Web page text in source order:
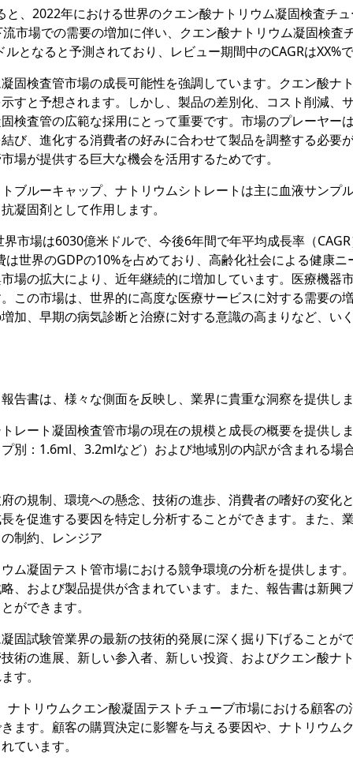
、2022年における世界のクエン酸ナトリウム凝固検査チ
市場での需要の増加に伴い、クエン酸ナトリウム凝固検査
となると予測されており、レビュー期間中のCAGRはXX%
固検査管市場の成長可能性を強調しています。クエン酸ナ
すと予想されます。しかし、製品の差別化、コスト削減、
検査管の広範な採用にとって重要です。市場のプレーヤー
び、進化する消費者の好みに合わせて製品を調整する必要
場が提供する巨大な機会を活用するためです。
ブルーキャップ、ナトリウムシトレートは主に血液サンプ
凝固剤として作用します。
市場は6030億米ドルで、今後6年間で年平均成長率（
世界のGDPの10%を占めており、高齢化社会による健康ニ
場の拡大により、近年継続的に増加しています。医療機器
この市場は、世界的に高度な医療サービスに対する需要の
加、早期の病気診断と治療に対する意識の高まりなど、い
告書は、様々な側面を反映し、業界に貴重な洞察を提供し
レート凝固検査管市場の現在の規模と成長の概要を提供し
別：1.6ml、3.2mlなど）および地域別の内訳が含まれる場
の規制、環境への懸念、技術の進歩、消費者の嗜好の変化
を促進する要因を特定し分析することができます。また、
制約、レンジア
ム凝固テスト管市場における競争環境の分析を提供します
、および製品提供が含まれています。また、報告書は新興
ができます。
固試験管業界の最新の技術的発展に深く掘り下げることが
術の進展、新しい参入者、新しい投資、およびクエン酸ナ
す。
トリウムクエン酸凝固テストチューブ市場における顧客の
ます。顧客の購買決定に影響を与える要因や、ナトリウム
ています。